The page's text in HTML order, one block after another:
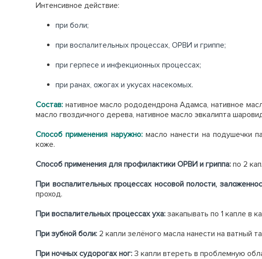
Интенсивное действие:
при боли;
при воспалительных процессах, ОРВИ и гриппе;
при герпесе и инфекционных процессах;
при ранах, ожогах и укусах насекомых.
Состав: нативное масло рододендрона Адамса, нативное
масло гвоздичного дерева, нативное масло эвкалипта
Способ применения наружно:масло нанести на подушечки
коже.
Способ применения для профилактики ОРВИ и гриппа: по 2
При воспалительных процессах носовой полости,
проход.
При воспалительных процессах уха: закапывать по 1 капле в
При зубной боли: 2 капли зелёного масла нанести на ватный
При ночных судорогах ног: 3 капли втереть в проблемную